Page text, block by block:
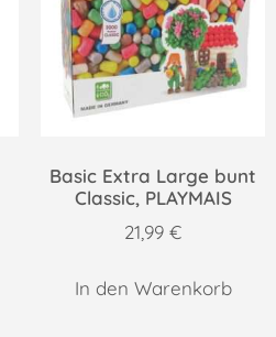
Basic Extra Large bunt
Classic, PLAYMAIS
21,99 €
In den Warenkorb